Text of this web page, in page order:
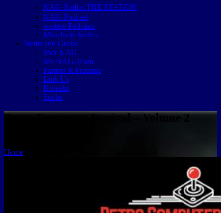
NAG-Radio: THE STATION
NAG-Podcast
weitere Podcasts
Mitschnitt-Archiv
Nerds and Geeks
über NAG
das NAG-Team
Partner & Freunde
Link Us
Kontakt
Suche
Retro Computer Festival – Volume 2
Home